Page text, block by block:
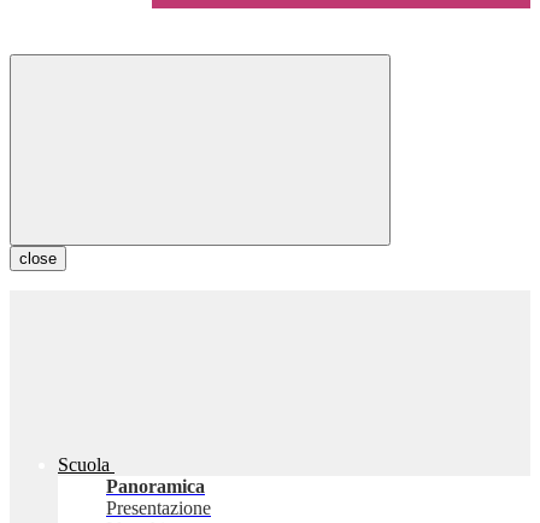
close
Scuola
Panoramica
Presentazione